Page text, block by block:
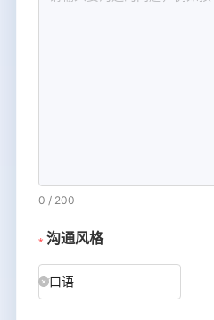
0 / 200
沟通风格
口语